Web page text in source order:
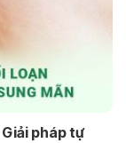
pháp tự